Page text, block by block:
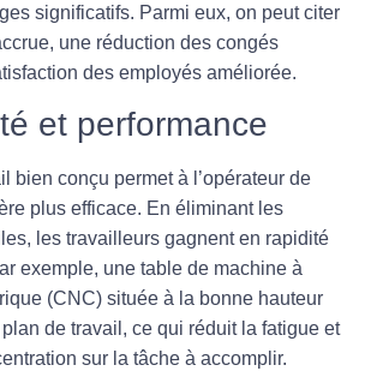
significatifs. Parmi eux, on peut citer
, une réduction des congés
des employés améliorée.
et performance
bien conçu permet à l’opérateur de
plus efficace. En éliminant les
les travailleurs gagnent en rapidité
exemple, une table de machine à
(CNC) située à la bonne hauteur
de travail, ce qui réduit la fatigue et
sur la tâche à accomplir.